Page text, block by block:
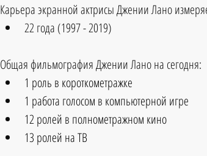
Карьера экранной актрисы Джении Лано
22 года (1997 - 2019)
Общая фильмография Джении Лано на сегодня:
1 роль в короткометражке
1 работа голосом в компьютерной игре
12 ролей в полнометражном кино
13 ролей на ТВ